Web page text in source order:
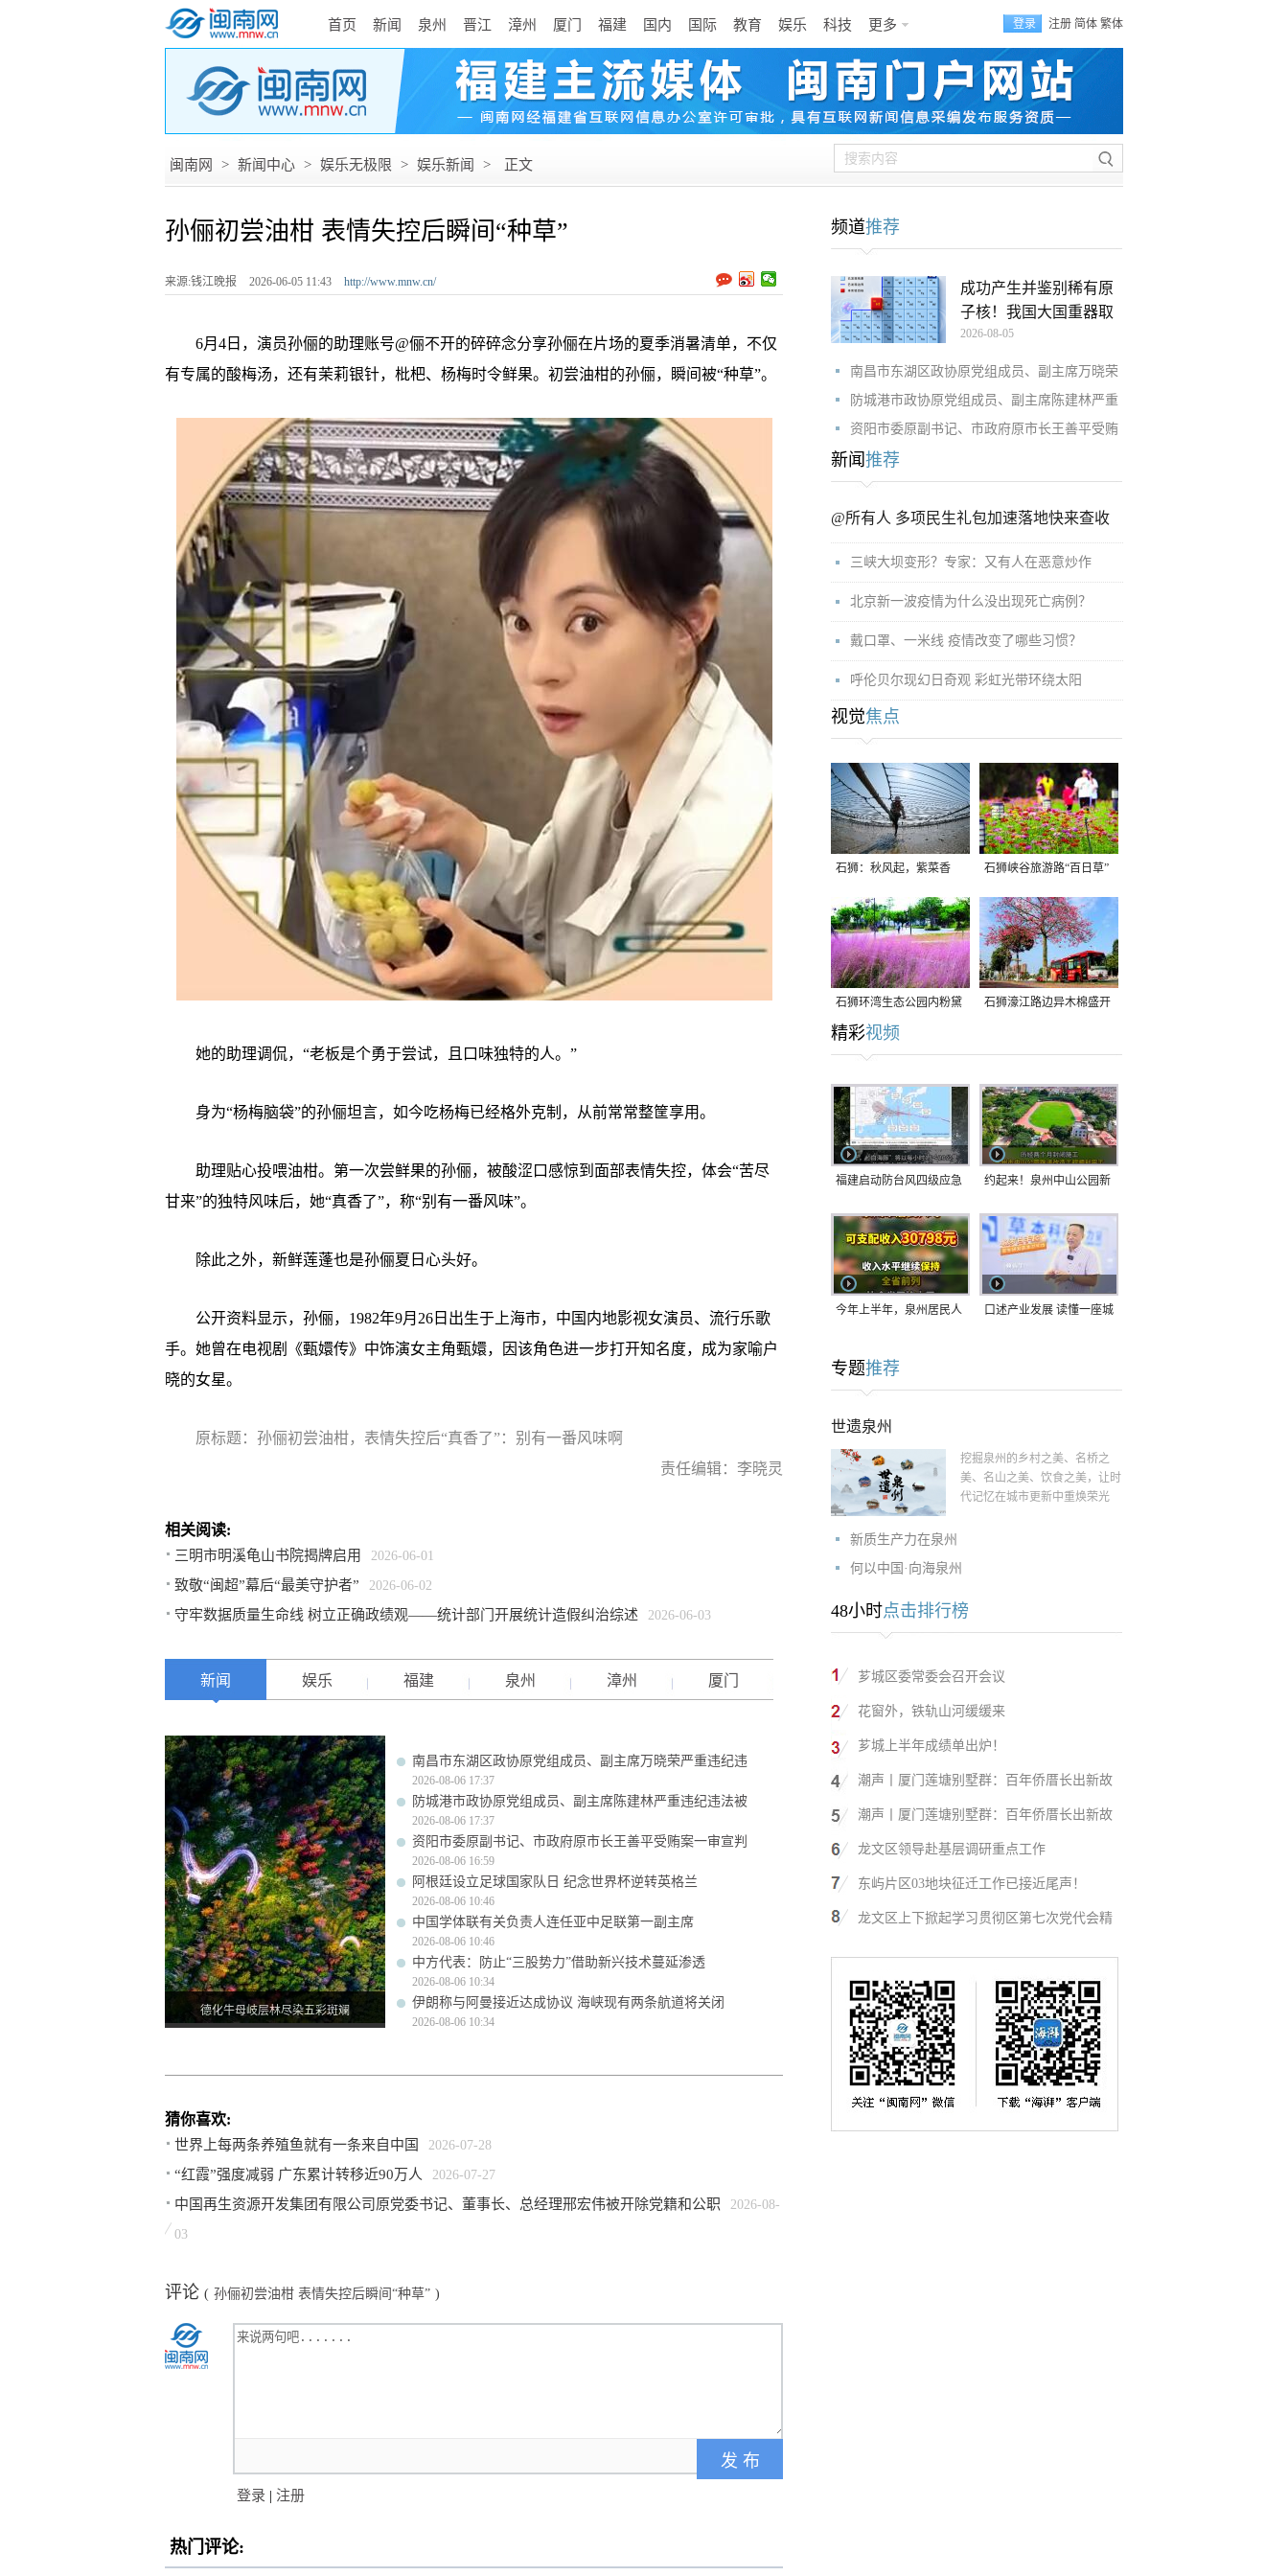
首页 新闻 泉州 晋江 漳州 厦门 福建 国内 国际 教育 娱乐 科技 更多 登录 注册 简体 繁体
闽南网 > 新闻中心 > 娱乐无极限 > 娱乐新闻 > 正文
孙俪初尝油柑 表情失控后瞬间“种草”
来源:钱江晚报 2026-06-05 11:43 http://www.mnw.cn/
6月4日，演员孙俪的助理账号@俪不开的碎碎念分享孙俪在片场的夏季消暑清单，不仅
有专属的酸梅汤，还有茉莉银针，枇杷、杨梅时令鲜果。初尝油柑的孙俪，瞬间被“种草”。
她的助理调侃，“老板是个勇于尝试，且口味独特的人。”
身为“杨梅脑袋”的孙俪坦言，如今吃杨梅已经格外克制，从前常常整筐享用。
助理贴心投喂油柑。第一次尝鲜果的孙俪，被酸涩口感惊到面部表情失控，体会“苦尽
甘来”的独特风味后，她“真香了”，称“别有一番风味”。
除此之外，新鲜莲蓬也是孙俪夏日心头好。
公开资料显示，孙俪，1982年9月26日出生于上海市，中国内地影视女演员、流行乐歌
手。她曾在电视剧《甄嬛传》中饰演女主角甄嬛，因该角色进一步打开知名度，成为家喻户
晓的女星。
原标题：孙俪初尝油柑，表情失控后“真香了”：别有一番风味啊
责任编辑：李晓灵
相关阅读:
三明市明溪龟山书院揭牌启用 2026-06-01
致敬“闽超”幕后“最美守护者” 2026-06-02
守牢数据质量生命线 树立正确政绩观——统计部门开展统计造假纠治综述 2026-06-03
新闻 娱乐 福建 泉州 漳州 厦门
德化牛母岐层林尽染五彩斑斓
南昌市东湖区政协原党组成员、副主席万晓荣严重违纪违
2026-08-06 17:37
防城港市政协原党组成员、副主席陈建林严重违纪违法被
2026-08-06 17:37
资阳市委原副书记、市政府原市长王善平受贿案一审宣判
2026-08-06 16:59
阿根廷设立足球国家队日 纪念世界杯逆转英格兰
2026-08-06 10:46
中国学体联有关负责人连任亚中足联第一副主席
2026-08-06 10:46
中方代表：防止“三股势力”借助新兴技术蔓延渗透
2026-08-06 10:34
伊朗称与阿曼接近达成协议 海峡现有两条航道将关闭
2026-08-06 10:34
猜你喜欢:
世界上每两条养殖鱼就有一条来自中国 2026-07-28
“红霞”强度减弱 广东累计转移近90万人 2026-07-27
中国再生资源开发集团有限公司原党委书记、董事长、总经理邢宏伟被开除党籍和公职 2026-08-
03
评论 ( 孙俪初尝油柑 表情失控后瞬间“种草” )
登录 | 注册
热门评论:
频道推荐
成功产生并鉴别稀有原
子核！我国大国重器取
2026-08-05
南昌市东湖区政协原党组成员、副主席万晓荣
防城港市政协原党组成员、副主席陈建林严重
资阳市委原副书记、市政府原市长王善平受贿
新闻 推荐
@所有人 多项民生礼包加速落地快来查收
三峡大坝变形？专家：又有人在恶意炒作
北京新一波疫情为什么没出现死亡病例？
戴口罩、一米线 疫情改变了哪些习惯？
呼伦贝尔现幻日奇观 彩虹光带环绕太阳
视觉焦点
石狮：秋风起，紫菜香 石狮峡谷旅游路“百日草”
争相斗艳
石狮环湾生态公园内粉黛
乱子草盛放
石狮濠江路边异木棉盛开
精彩视频
福建启动防台风四级应急
9日在长江口至福建北部
一带沿海登陆
约起来！泉州中山公园新
今年上半年，泉州居民人 口述产业发展 读懂一座城
专题推荐
世遗泉州
挖掘泉州的乡村之美、名桥之
美、名山之美、饮食之美，让时
代记忆在城市更新中重焕荣光
新质生产力在泉州
何以中国·向海泉州
48小时点击排行榜
芗城区委常委会召开会议
花窗外，铁轨山河缓缓来
芗城上半年成绩单出炉！
潮声丨厦门莲塘别墅群：百年侨厝长出新故
潮声丨厦门莲塘别墅群：百年侨厝长出新故
龙文区领导赴基层调研重点工作
东屿片区03地块征迁工作已接近尾声！
龙文区上下掀起学习贯彻区第七次党代会精